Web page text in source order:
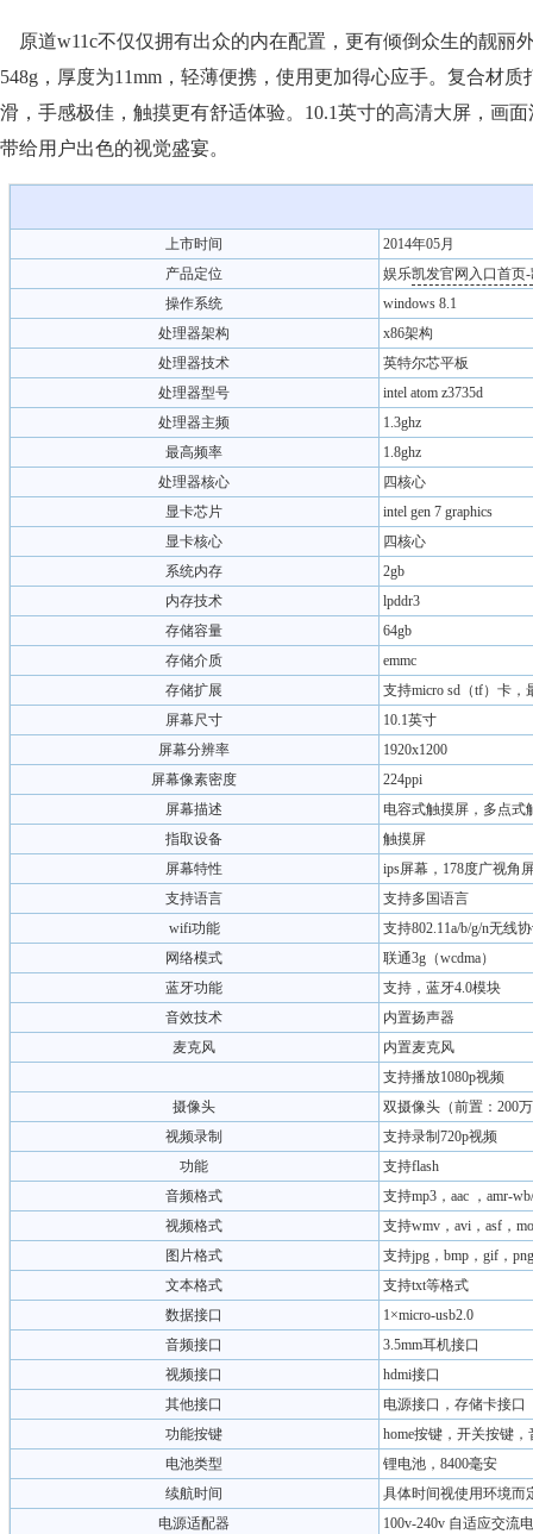
原道w11c不仅仅拥有出众的内在配置，更有倾倒众生的靓丽
548g，厚度为11mm，轻薄便携，使用更加得心应手。复合材
滑，手感极佳，触摸更有舒适体验。10.1英寸的高清大屏，画
带给用户出色的视觉盛宴。
上市时间
2014年05月
产品定位
娱乐凯发官网入口首页
操作系统
windows 8.1
处理器架构
x86架构
处理器技术
英特尔芯平板
处理器型号
intel atom z3735d
处理器主频
1.3ghz
最高频率
1.8ghz
处理器核心
四核心
显卡芯片
intel gen 7 graphics
显卡核心
四核心
系统内存
2gb
内存技术
lpddr3
存储容量
64gb
存储介质
emmc
存储扩展
支持micro sd（tf）卡，
屏幕尺寸
10.1英寸
屏幕分辨率
1920x1200
屏幕像素密度
224ppi
屏幕描述
电容式触摸屏，多点式
指取设备
触摸屏
屏幕特性
ips屏幕，178度广视角
支持语言
支持多国语言
wifi功能
支持802.11a/b/g/n无线
网络模式
联通3g（wcdma）
蓝牙功能
支持，蓝牙4.0模块
音效技术
内置扬声器
麦克风
内置麦克风
支持播放1080p视频
摄像头
双摄像头（前置：200
视频录制
支持录制720p视频
功能
支持flash
音频格式
支持mp3，aac ，amr-
视频格式
支持wmv，avi，asf，
图片格式
支持jpg，bmp，gif，
文本格式
支持txt等格式
数据接口
1×micro-usb2.0
音频接口
3.5mm耳机接口
视频接口
hdmi接口
其他接口
电源接口，存储卡接口
功能按键
home按键，开关按键，
电池类型
锂电池，8400毫安
续航时间
具体时间视使用环境而
电源适配器
100v-240v 自适应交流